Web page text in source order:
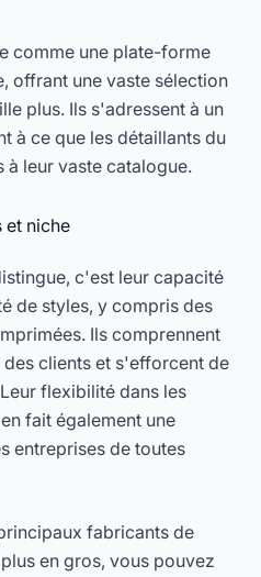
comme une plate-forme
offrant une vaste sélection
plus. Ils s'adressent à un
à ce que les détaillants du
à leur vaste catalogue.
et niche
c'est leur capacité
de styles, y compris des
Ils comprennent
clients et s'efforcent de
flexibilité dans les
fait également une
entreprises de toutes
fabricants de
en gros, vous pouvez